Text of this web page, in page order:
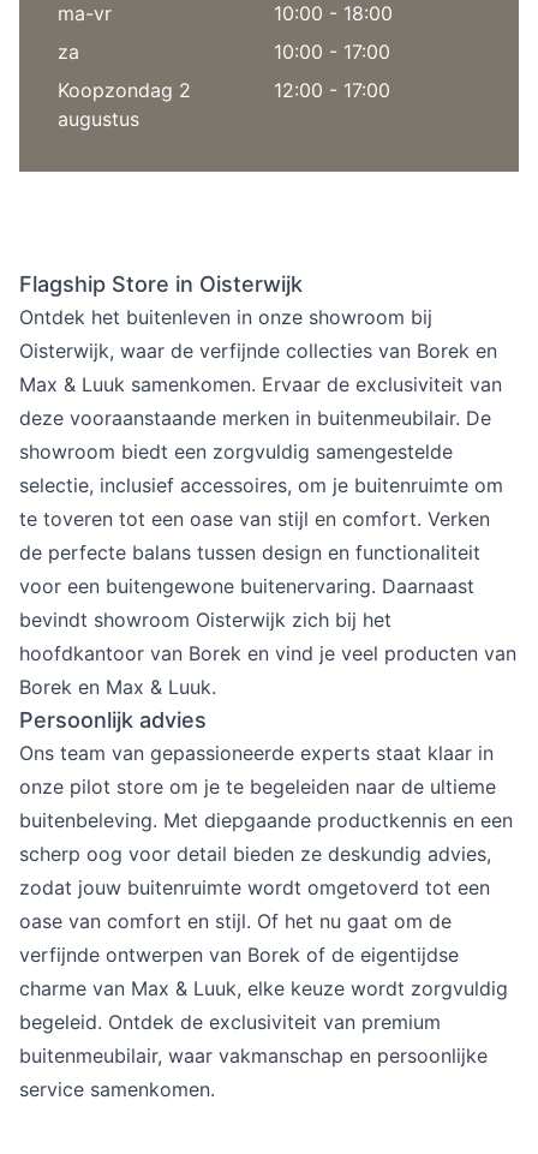
ma-vr
10:00 - 18:00
za
10:00 - 17:00
Koopzondag 2
augustus
12:00 - 17:00
Flagship Store in Oisterwijk
Ontdek het buitenleven in onze showroom bij
Oisterwijk, waar de verfijnde collecties van Borek en
Max & Luuk samenkomen. Ervaar de exclusiviteit van
deze vooraanstaande merken in buitenmeubilair. De
showroom biedt een zorgvuldig samengestelde
selectie, inclusief accessoires, om je buitenruimte om
te toveren tot een oase van stijl en comfort. Verken
de perfecte balans tussen design en functionaliteit
voor een buitengewone buitenervaring. Daarnaast
bevindt showroom Oisterwijk zich bij het
hoofdkantoor van Borek en vind je veel producten van
Borek en Max & Luuk.
Persoonlijk advies
Ons team van gepassioneerde experts staat klaar in
onze pilot store om je te begeleiden naar de ultieme
buitenbeleving. Met diepgaande productkennis en een
scherp oog voor detail bieden ze deskundig advies,
zodat jouw buitenruimte wordt omgetoverd tot een
oase van comfort en stijl. Of het nu gaat om de
verfijnde ontwerpen van Borek of de eigentijdse
charme van Max & Luuk, elke keuze wordt zorgvuldig
begeleid. Ontdek de exclusiviteit van premium
buitenmeubilair, waar vakmanschap en persoonlijke
service samenkomen.